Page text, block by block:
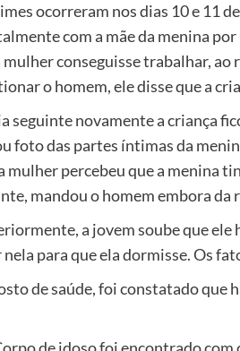
ocorreram nos dias 10 e 11
com a mãe da menina
mulher conseguisse trabalhar,
o homem, ele disse que a
seguinte novamente a criança
foto das partes íntimas da
mulher percebeu que a menina
mandou o homem embora da
a jovem soube que ele
nela para que ela dormisse. Os
de saúde, foi constatado que